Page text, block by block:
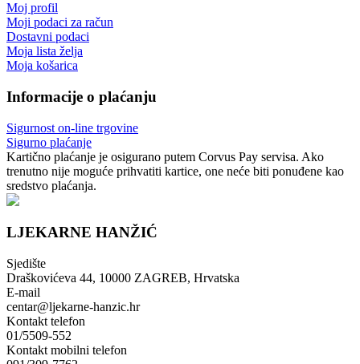
Moj profil
Moji podaci za račun
Dostavni podaci
Moja lista želja
Moja košarica
Informacije o plaćanju
Sigurnost on-line trgovine
Sigurno plaćanje
Kartično plaćanje je osigurano putem Corvus Pay servisa. Ako
trenutno nije moguće prihvatiti kartice, one neće biti ponuđene kao
sredstvo plaćanja.
LJEKARNE HANŽIĆ
Sjedište
Draškovićeva 44, 10000 ZAGREB, Hrvatska
E-mail
centar@ljekarne-hanzic.hr
Kontakt telefon
01/5509-552
Kontakt mobilni telefon